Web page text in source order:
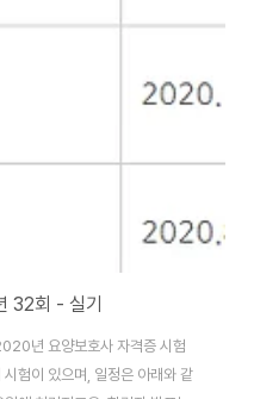
"며 소란을 피울 때 요양보호사
32회 - 실기
년 요양보호사 자격증 시험
험이 있으며, 일정은 아래와 같